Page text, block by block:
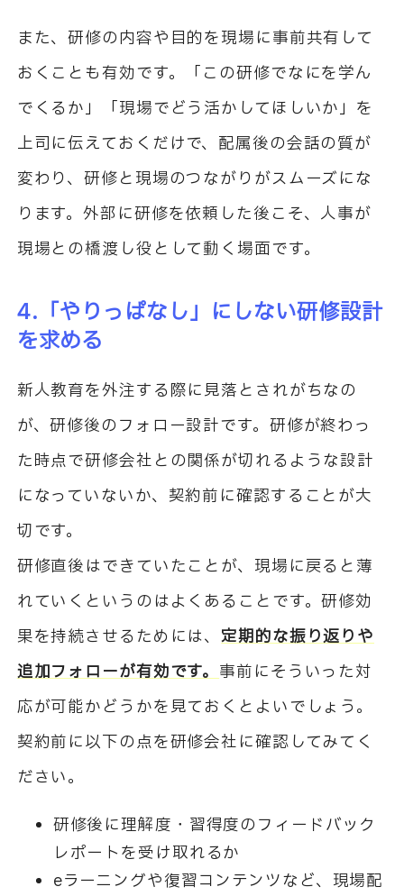
また、研修の内容や目的を現場に事前共有して
おくことも有効です。「この研修でなにを学ん
でくるか」「現場でどう活かしてほしいか」を
上司に伝えておくだけで、配属後の会話の質が
変わり、研修と現場のつながりがスムーズにな
ります。外部に研修を依頼した後こそ、人事が
現場との橋渡し役として動く場面です。
4.「やりっぱなし」にしない研修設計
を求める
新人教育を外注する際に見落とされがちなの
が、研修後のフォロー設計です。研修が終わっ
た時点で研修会社との関係が切れるような設計
になっていないか、契約前に確認することが大
切です。
研修直後はできていたことが、現場に戻ると薄
れていくというのはよくあることです。研修効
果を持続させるためには、定期的な振り返りや
追加フォローが有効です。事前にそういった対
応が可能かどうかを見ておくとよいでしょう。
契約前に以下の点を研修会社に確認してみてく
ださい。
研修後に理解度・習得度のフィードバック
レポートを受け取れるか
eラーニングや復習コンテンツなど、現場配